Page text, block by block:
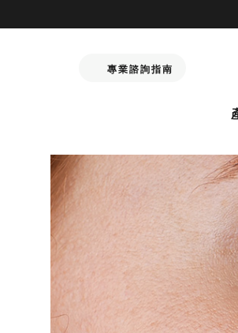
專業諮詢指南